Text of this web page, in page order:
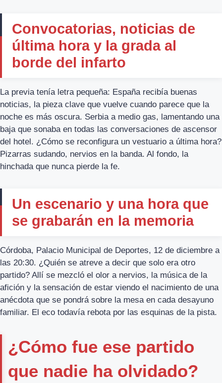
Convocatorias, noticias de
última hora y la grada al
borde del infarto
La previa tenía letra pequeña: España recibía buenas
noticias, la pieza clave que vuelve cuando parece que la
noche es más oscura. Serbia a medio gas, lamentando una
baja que sonaba en todas las conversaciones de ascensor
del hotel. ¿Cómo se reconfigura un vestuario a última hora?
Pizarras sudando, nervios en la banda. Al fondo, la
hinchada que nunca pierde la fe.
Un escenario y una hora que
se grabarán en la memoria
Córdoba, Palacio Municipal de Deportes, 12 de diciembre a
las 20:30. ¿Quién se atreve a decir que solo era otro
partido? Allí se mezcló el olor a nervios, la música de la
afición y la sensación de estar viendo el nacimiento de una
anécdota que se pondrá sobre la mesa en cada desayuno
familiar. El eco todavía rebota por las esquinas de la pista.
¿Cómo fue ese partido
que nadie ha olvidado?